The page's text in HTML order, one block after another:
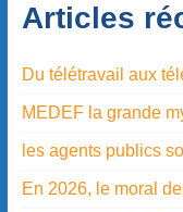
Articles
Du télétravail aux
MEDEF la grande
les agents publics
En 2026, le moral